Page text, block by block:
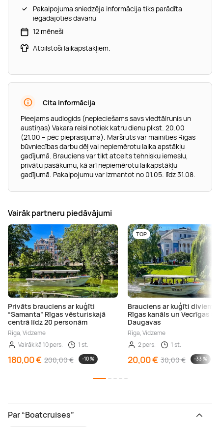
Pakalpojuma sniedzēja informācija tiks parādīta
iegādājoties dāvanu
12 mēneši
Atbilstoši laikapstākļiem.
Cita informācija
Pieejams audiogids (nepieciešams savs viedtālrunis un
austiņas) Vakara reisi notiek katru dienu plkst. 20.00
(21.00 – pēc pieprasījuma). Maršruts var mainīties Rīgas
būvniecības darbu dēļ vai nepiemērotu laika apstākļu
gadījumā. Brauciens var tikt atcelts tehnisku iemeslu,
privātu pasākumu, kā arī nepiemērotu laikapstākļu
gadījumā. Pakalpojumu var izmantot no 01.05. līdz 31.08.
Vairāk partneru piedāvājumi
Privāts brauciens ar kuģīti
“Samanta” Rīgas vēsturiskajā
centrā līdz 20 personām
Rīga, Vidzeme
Vairāk kā 10 pers.
1 st.
180,00 € 200,00 € -10 %
TOP
Brauciens ar kuģīti diviem –
Rīgas kanāls un Vecrīgas
Daugavas
Rīga, Vidzeme
2 pers.
1 st.
20,00 € 30,00 € -33 %
Par “Boatcruises”